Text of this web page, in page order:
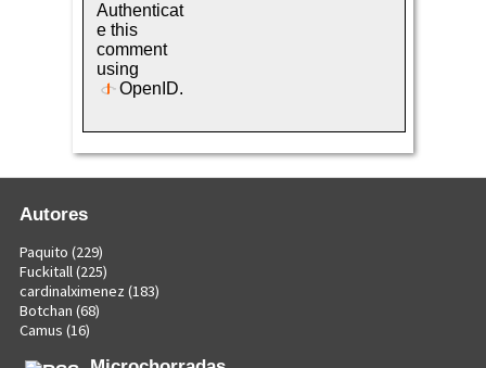
Authenticat
e this
comment
using
OpenID.
Autores
Paquito (229)
Fuckitall(225)
cardinalximenez (183)
Botchan (68)
Camus (16)